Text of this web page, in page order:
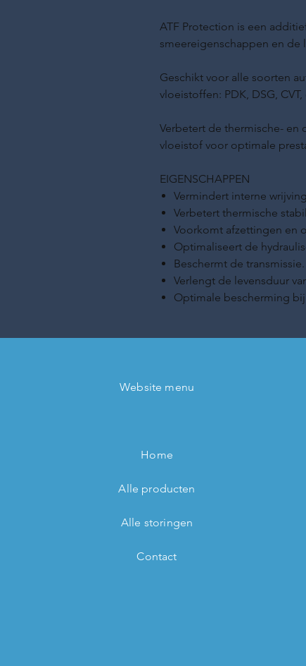
ATF Protection is een
smeereigenschappen en de
Geschikt voor alle soorten
vloeistoffen: PDK, DSG, CVT,
Verbetert de thermische- en
vloeistof voor optimale
EIGENSCHAPPEN
Vermindert interne
Verbetert thermische
Voorkomt afzettingen en
Optimaliseert de
Beschermt de transmissie.
Verlengt de levensduur
Optimale bescherming
Website menu
Home
Alle producten
Alle storingen
Contact